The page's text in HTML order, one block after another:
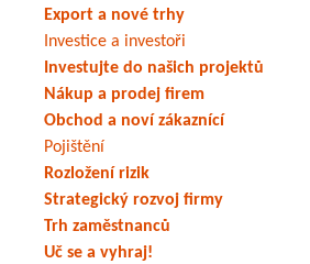
Export a nové trhy
Investice a investoři
Investujte do našich projektů
Nákup a prodej firem
Obchod a noví zákaznící
Pojištění
Rozložení rizik
Strategický rozvoj firmy
Trh zaměstnanců
Uč se a vyhraj!